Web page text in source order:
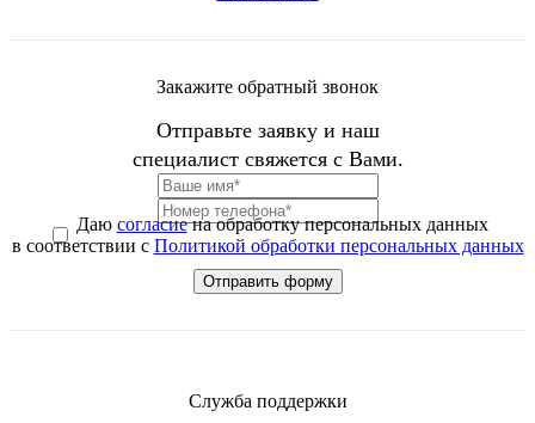
Закажите обратный звонок
Отправьте заявку и наш
специалист свяжется с Вами.
Даю согласиена обработку персональных данных
в соответствии с Политикой обработки персональных данных
Служба поддержки